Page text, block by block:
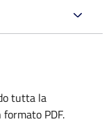
tutta la
PDF.